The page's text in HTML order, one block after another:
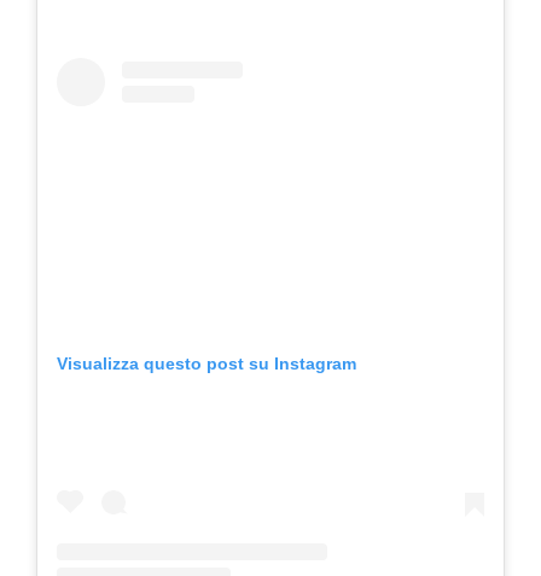
Visualizza questo post su Instagram